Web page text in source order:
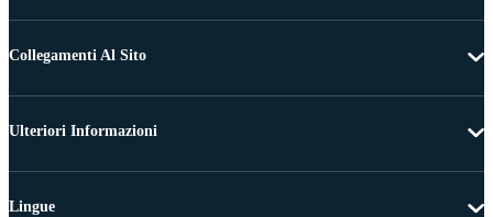
Collegamenti Al Sito
Ulteriori Informazioni
Lingue